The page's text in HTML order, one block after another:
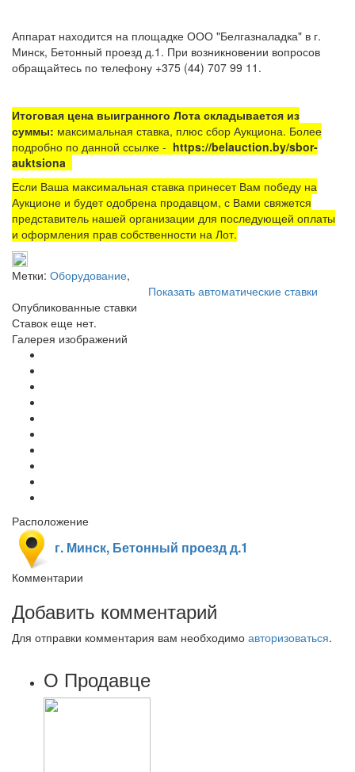
Аппарат находится на площадке ООО "Белгазналадка" в г.
Минск, Бетонный проезд д.1. При возникновении вопросов
обращайтесь по телефону +375 (44) 707 99 11.
Итоговая цена выигранного Лота складывается из
суммы: максимальная ставка, плюс сбор Аукциона. Более
подробно по данной ссылке - https://belauction.by/sbor-
auktsiona
Если Ваша максимальная ставка принесет Вам победу на
Аукционе и будет одобрена продавцом, с Вами свяжется
представитель нашей организации для последующей оплаты
и оформления прав собственности на Лот.
Метки: Оборудование,
Показать автоматические ставки
Опубликованные ставки
Ставок еще нет.
Галерея изображений
Расположение
г. Минск, Бетонный проезд д.1
Комментарии
Добавить комментарий
Для отправки комментария вам необходимо авторизоваться.
О Продавце